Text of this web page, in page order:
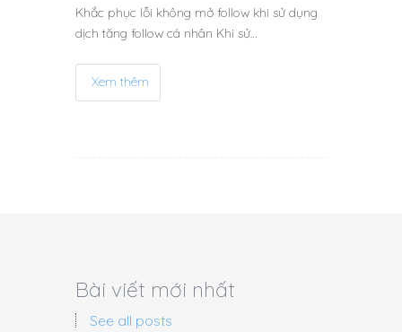
Khắc phục lỗi không mở follow khi sử dụng
dịch tăng follow cá nhân Khi sử…
Xem thêm
Bài viết mới nhất
See all posts